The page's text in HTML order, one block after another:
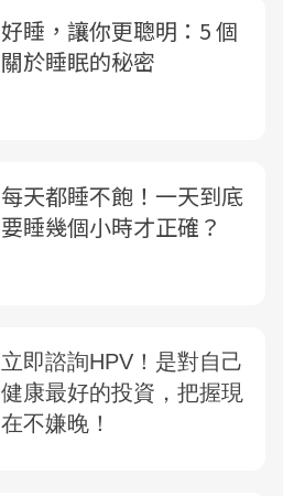
好睡，讓你更聰明：5 個
關於睡眠的秘密
每天都睡不飽！一天到底
要睡幾個小時才正確？